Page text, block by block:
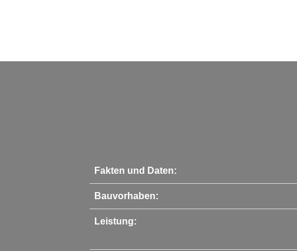
Fakten und Daten:
Bauvorhaben:
Leistung: